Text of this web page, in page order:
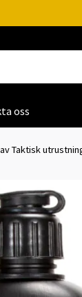
oss
Taktisk